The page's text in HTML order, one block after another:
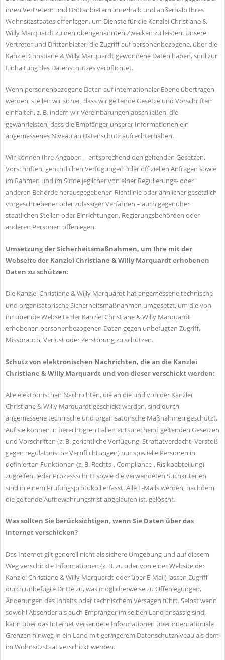
ihren Vertretern und Drittanbietern innerhalb und außerhalb Ihres
Wohnsitzstaates offenlegen, um Dienste für die Kanzlei Christiane &
Willy Marquardt zu den obengenannten Zwecken zu leisten. Unsere
Vertreter und Drittanbieter, die Zugriff auf personenbezogene, über die
Kanzlei Christiane & Willy Marquardt gewonnene Daten haben, sind zur
Einhaltung des Datenschutzes verpflichtet.
Wenn personenbezogene Daten auf internationaler Ebene übertragen
werden, stellen wir sicher, dass wir geltende Gesetze und Vorschriften
einhalten, z. B. indem wir Vereinbarungen abschließen, die
gewährleisten, dass die Empfänger unserer Informationen ein
angemessenes Niveau an Datenschutz aufrechterhalten.
Wir können Ihre Angaben – entsprechend den geltenden Gesetzen,
Vorschriften, gerichtlichen Verfügungen oder offiziellen Anfragen sowie
im Rahmen und im Sinne jeglicher von einer Regulierungs- oder
anderen Behörde herausgegebenen Richtlinie oder ähnlicher gesetzlich
vorgeschriebener oder zulässiger Verfahren – auch gegenüber
staatlichen Stellen oder Einrichtungen, Regierungsbehörden oder
anderen Personen offenlegen.
Umsetzung der Sicherheitsmaßnahmen, um Ihre mit der
Webseite der Kanzlei Christiane & Willy Marquardt erhobenen
Daten zu schützen:
Die Kanzlei Christiane & Willy Marquardt hat angemessene technische
und organisatorische Sicherheitsmaßnahmen umgesetzt, um die von
ihr über die Webseite der Kanzlei Christiane & Willy Marquardt
erhobenen personenbezogenen Daten gegen unbefugten Zugriff,
Missbrauch, Verlust oder Zerstörung zu schützen.
Schutz von elektronischen Nachrichten, die an die Kanzlei
Christiane & Willy Marquardt und von dieser verschickt werden:
Alle elektronischen Nachrichten, die an die und von der Kanzlei
Christiane & Willy Marquardt geschickt werden, sind durch
angemessene technische und organisatorische Maßnahmen geschützt.
Auf sie können in berechtigten Fällen entsprechend geltenden Gesetzen
und Vorschriften (z. B. gerichtliche Verfügung, Straftatverdacht, Verstoß
gegen regulatorische Verpflichtungen) nur spezielle Personen in
definierten Funktionen (z. B. Rechts-, Compliance-, Risikoabteilung)
zugreifen. Jeder Prozessschritt sowie die verwendeten Suchkriterien
sind in einem Prüfungsprotokoll erfasst. Alle E-Mails werden, nachdem
die geltende Aufbewahrungsfrist abgelaufen ist, gelöscht.
Was sollten Sie berücksichtigen, wenn Sie Daten über das
Internet verschicken?
Das Internet gilt generell nicht als sichere Umgebung und auf diesem
Weg verschickte Informationen (z. B. zu oder von einer Website der
Kanzlei Christiane & Willy Marquardt oder über E-Mail) lassen Zugriff
durch unbefugte Dritte zu, was möglicherweise zu Offenlegungen,
Änderungen des Inhalts oder technischem Versagen führt. Selbst wenn
sowohl Absender als auch Empfänger im selben Land ansässig sind,
kann über das Internet versendete Informationen über internationale
Grenzen hinweg in ein Land mit geringerem Datenschutzniveau als dem
im Wohnsitzstaat verschickt werden.